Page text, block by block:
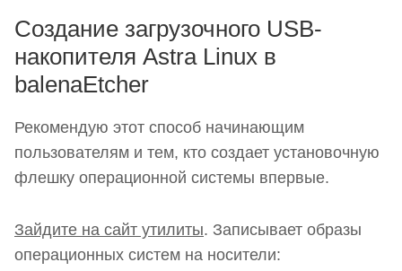
Создание загрузочного USB-
накопителя Astra Linux в
balenaEtcher
Рекомендую этот способ начинающим
пользователям и тем, кто создает установочную
флешку операционной системы впервые.
Зайдите на сайт утилиты. Записывает образы
операционных систем на носители: